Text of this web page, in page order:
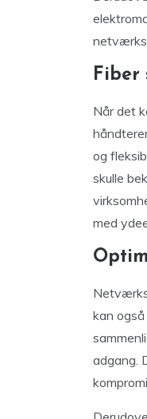
Fiber
Når det
og
skulle
med
kan
adgang.